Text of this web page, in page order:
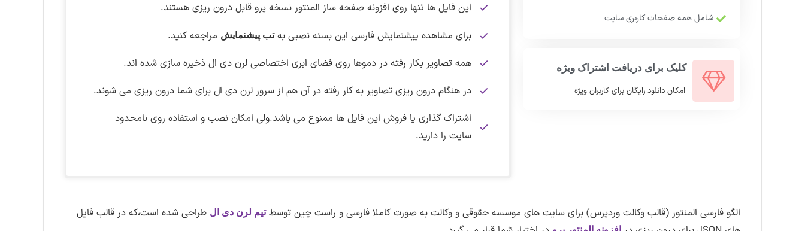
شامل همه صفحات کاربری سایت
کلیک برای دریافت اشتراک ویژه
امکان دانلود رایگان برای کاربران ویژه
این فایل ها تنها روی افزونه صفحه ساز المنتور نسخه پرو قابل درون ریزی هستند.
برای مشاهده پیشنمایش فارسی این بسته نصبی بهتب پیشنمایش مراجعه کنید.
همه تصاویر بکار رفته در دموها روی فضای ابری اختصاصی لرن دی ال ذخیره سازی شده اند.
در هنگام درون ریزی تصاویر به کار رفته در آن هم از سرور لرن دی ال برای شما درون ریزی می شوند.
اشتراک گذاری یا فروش این فایل ها ممنوع می باشد.ولی امکان نصب و استفاده روی نامحدود
سایت را دارید.
نسخه دمو : 1.1.0
پس از ورود به صفحه پیشنمایش برای مشاهده اندازه واقعی روی تصویر کلیک کنید.
دریافت فایل الگو سایت های وکالت – لینک کمکی
پس از پرداخت حق اشتراک به همه قالب،افزونه ها و دموهای موجود در سایت لرن دی ال دسترسی
برای مطلع شدن از تخفیف ها،محصولات جدید و اخبار سایت حتما در
کانال تلگرام سایت
عضو شوید.
الگو فارسی المنتور (قالب وکالت وردپرس) برای سایت های موسسه حقوقی و وکالت به صورت کاملا فارسی و راست چین توسطتیم لرن دی ال طراحی شده است،که در قالب فایل